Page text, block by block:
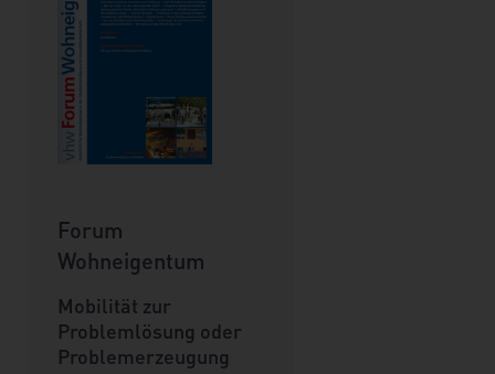
Forum
Wohneigentum
Mobilität zur
Problemlösung oder
Problemerzeugung